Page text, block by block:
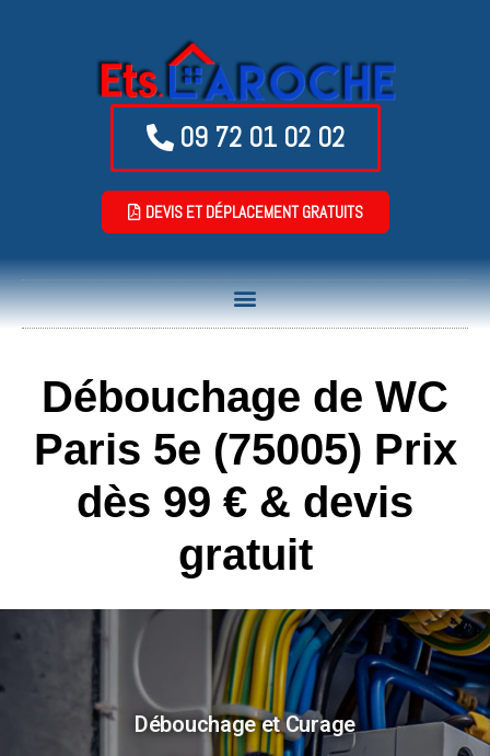
09 72 01 02 02
DEVIS ET DÉPLACEMENT GRATUITS
Débouchage de WC
Paris 5e (75005) Prix
dès 99 € & devis
gratuit
Débouchage et Curage